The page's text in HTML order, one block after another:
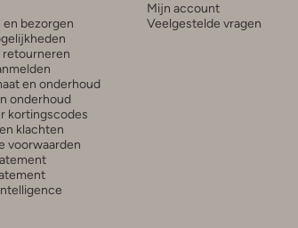
en bezorgen
retourneren
en onderhoud
onderhoud
kortingscodes
klachten
voorwaarden
Mijn account
Veelgestelde vragen